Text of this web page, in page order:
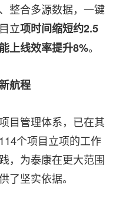
整合多源数据，一键
立项时间缩短约2.5
上线效率提升8%。
航程
目管理体系，已在其
个项目立项的工作
，为泰康在更大范围
了坚实依据。